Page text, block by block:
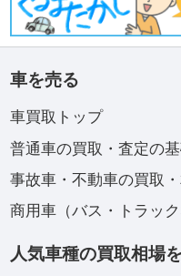
車を売る
車買取トップ
普通車の買取・査定の
事故車・不動車の買取
商用車（バス・トラッ
人気車種の買取相場